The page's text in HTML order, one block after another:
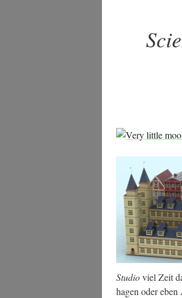
Stu­dioviel Zeit
ha­gen oder